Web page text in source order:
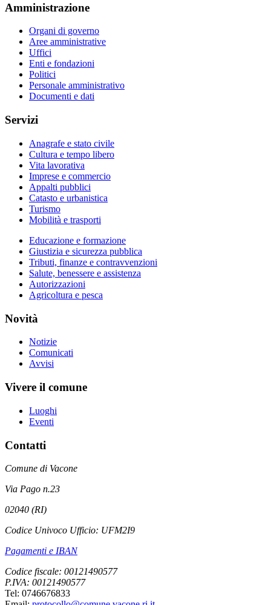
Amministrazione
Organi di governo
Aree amministrative
Uffici
Enti e fondazioni
Politici
Personale amministrativo
Documenti e dati
Servizi
Anagrafe e stato civile
Cultura e tempo libero
Vita lavorativa
Imprese e commercio
Appalti pubblici
Catasto e urbanistica
Turismo
Mobilità e trasporti
Educazione e formazione
Giustizia e sicurezza pubblica
Tributi, finanze e contravvenzioni
Salute, benessere e assistenza
Autorizzazioni
Agricoltura e pesca
Novità
Notizie
Comunicati
Avvisi
Vivere il comune
Luoghi
Eventi
Contatti
Comune di Vacone
Via Pago n.23
02040 (RI)
Codice Univoco Ufficio: UFM2I9
Pagamenti e IBAN
Codice fiscale: 00121490577
P.IVA: 00121490577
Tel: 0746676833